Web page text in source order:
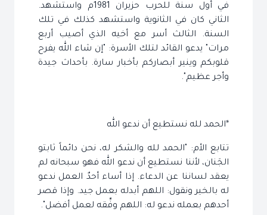
في أول سنة للحرب حزيران 1981م واستشهد.
الثاني كان في الثانوية واستشهد كذلك في تلك
السنة. الثالث أسر مع أخيه الذي أصيب أربع
مرات" يدعو القائد لتلك الأسرة: "إن شاء الله يفرح
قلوبكم وينير أبصاركم بأخبار سارة. بأحداث جيدة
وأجر عظيم".
*الحمد لله نستطيع أن ندعو الله
تتابع الأم: "الحمد لله والشكر له، نحن دائماً ثابتو
الجَنان، لأننا نستطيع أن ندعو الله فهو سبحانه لم
يعقد لساننا عن الدعاء. إذا أساء أحدٌ العمل ندعو
له بالخير ونقول: اللهم أبدله بعمل جيد. وإذا قصر
أحدهم بعمله ندعو له: اللهم وفِّقه لعمل أفضل".